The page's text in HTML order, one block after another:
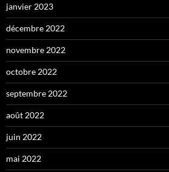
janvier 2023
décembre 2022
novembre 2022
octobre 2022
septembre 2022
août 2022
juin 2022
mai 2022